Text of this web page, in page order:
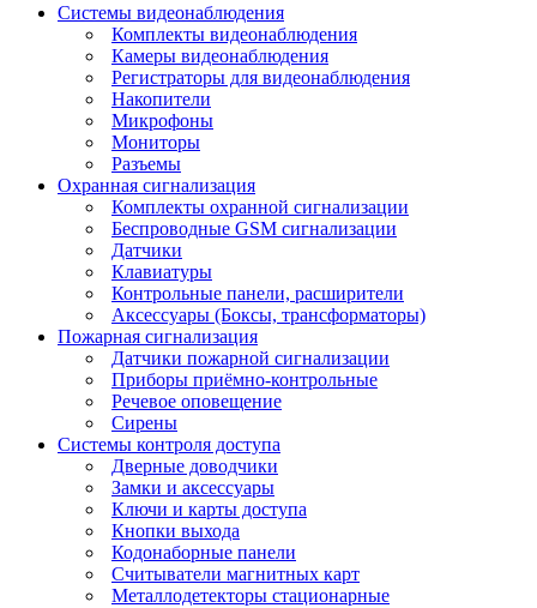
Системы видеонаблюдения
Комплекты видеонаблюдения
Камеры видеонаблюдения
Регистраторы для видеонаблюдения
Накопители
Микрофоны
Мониторы
Разъемы
Охранная сигнализация
Комплекты охранной сигнализации
Беспроводные GSM сигнализации
Датчики
Клавиатуры
Контрольные панели, расширители
Аксессуары (Боксы, трансформаторы)
Пожарная сигнализация
Датчики пожарной сигнализации
Приборы приёмно-контрольные
Речевое оповещение
Сирены
Системы контроля доступа
Дверные доводчики
Замки и аксессуары
Ключи и карты доступа
Кнопки выхода
Кодонаборные панели
Считыватели магнитных карт
Металлодетекторы стационарные